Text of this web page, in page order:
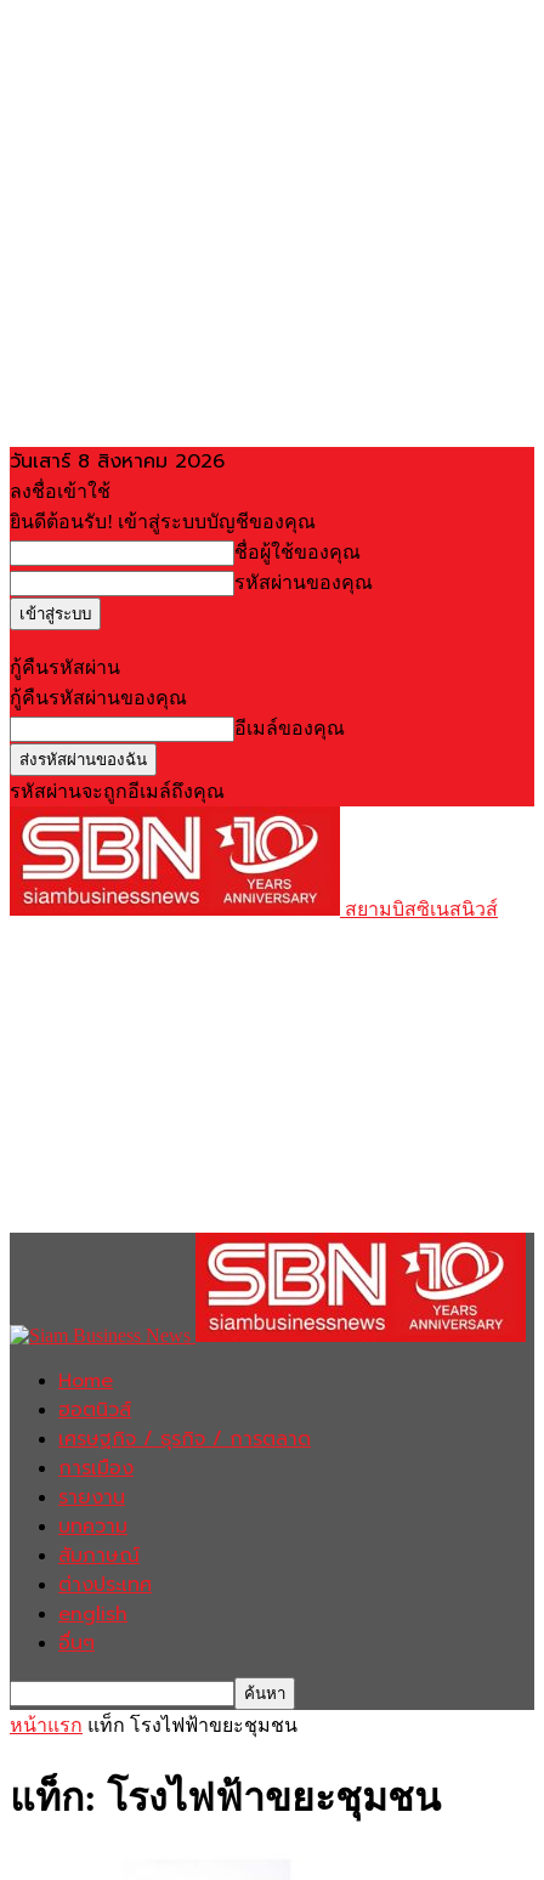
วันเสาร์ 8 สิงหาคม 2026
ลงชื่อเข้าใช้
ยินดีต้อนรับ! เข้าสู่ระบบบัญชีของคุณ
ชื่อผู้ใช้ของคุณ
รหัสผ่านของคุณ
กู้คืนรหัสผ่าน
กู้คืนรหัสผ่านของคุณ
อีเมล์ของคุณ
รหัสผ่านจะถูกอีเมล์ถึงคุณ
สยามบิสซิเนสนิวส์
Home
ฮอตนิวส์
เศรษฐกิจ / ธุรกิจ / การตลาด
การเมือง
รายงาน
บทความ
สัมภาษณ์
ต่างประเทศ
english
อื่นๆ
หน้าแรก แท็ก โรงไฟฟ้าขยะชุมชน
แท็ก: โรงไฟฟ้าขยะชุมชน